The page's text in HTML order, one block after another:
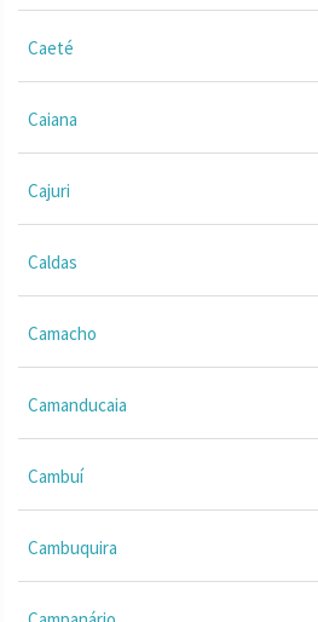
Caeté
Caiana
Cajuri
Caldas
Camacho
Camanducaia
Cambuí
Cambuquira